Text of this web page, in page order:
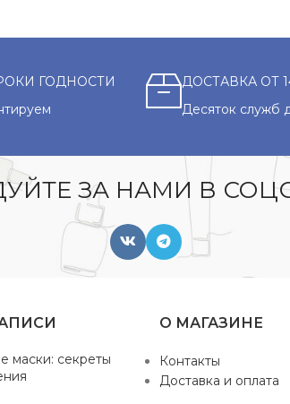
ГОДНОСТИ
ДОСТАВКА ОТ
Десяток служб
ЗА НАМИ В
маски: секреты
О МАГАЗИНЕ
Контакты
Доставка и оплата